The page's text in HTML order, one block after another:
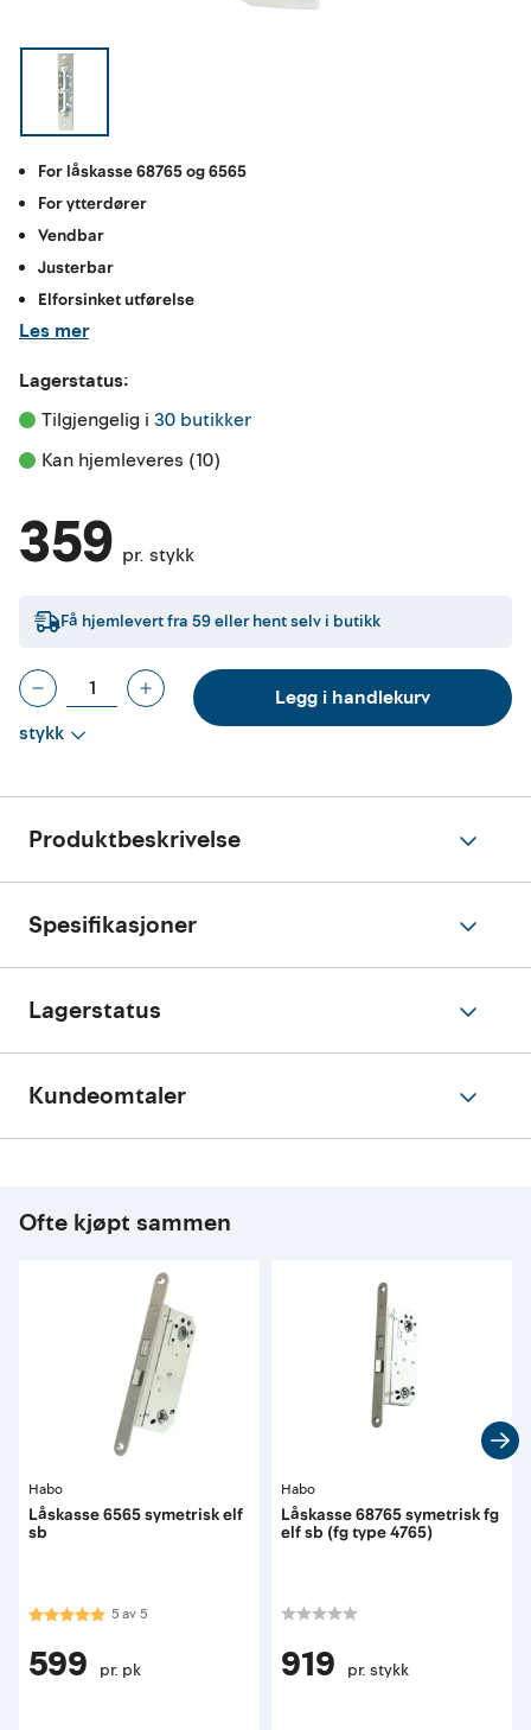
For låskasse 68765 og 6565
For ytterdører
Vendbar
Justerbar
Elforsinket utførelse
Les mer
Lagerstatus:
Tilgjengelig i 30 butikker
Kan hjemleveres (10)
359 pr. stykk
Få hjemlevert fra 59eller hent selv i butikk
stykk
Legg i handlekurv
Produktbeskrivelse
Spesifikasjoner
Lagerstatus
Kundeomtaler
Ofte kjøpt sammen
Habo
Låskasse 6565 symetrisk elf
sb
Karakter:5.0 av 5 mulige
5av5
599 pr. pk
Habo
Låskasse 68765 symetrisk fg
elf sb (fg type 4765)
919 pr. stykk